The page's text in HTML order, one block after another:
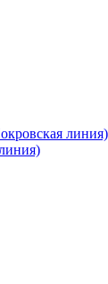
линия)